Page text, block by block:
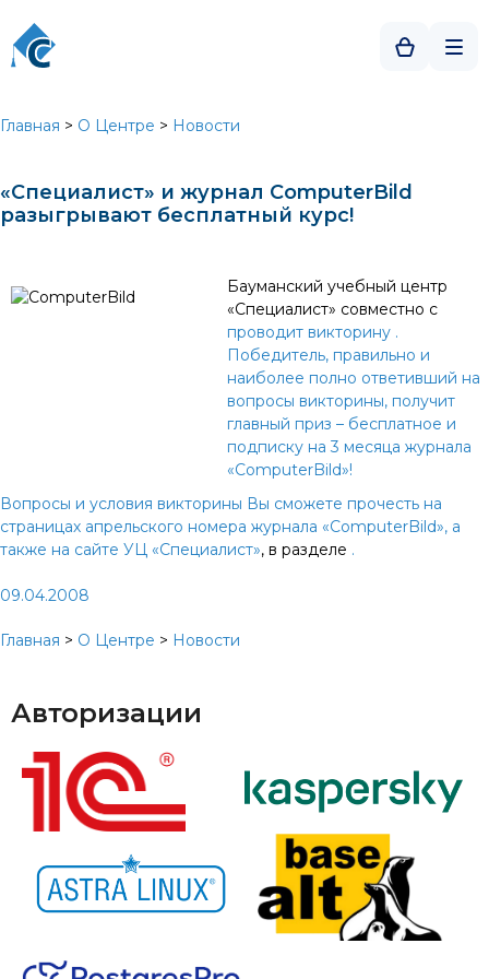
Главная > О Центре > Новости
«Специалист» и журнал ComputerBild
разыгрывают бесплатный курс!
Бауманский учебный центр
«Специалист» совместно с
проводит викторину .
Победитель, правильно и
наиболее полно ответивший на
вопросы викторины, получит
главный приз – бесплатное и
подписку на 3 месяца журнала
«ComputerBild»!
Вопросы и условия викторины Вы сможете прочесть на
страницах апрельского номера журнала «ComputerBild», а
также на сайте УЦ «Специалист», в разделе .
09.04.2008
Главная > О Центре > Новости
Авторизации